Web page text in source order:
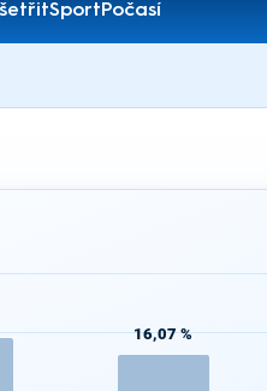
SportPočasí
16,07 %